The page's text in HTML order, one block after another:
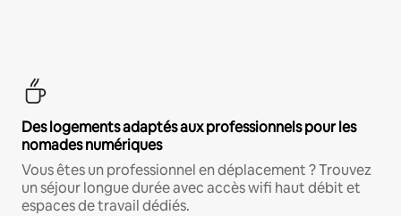
Des logements adaptés aux professionnels pour les
nomades numériques
Vous êtes un professionnel en déplacement ? Trouvez
un séjour longue durée avec accès wifi haut débit et
espaces de travail dédiés.